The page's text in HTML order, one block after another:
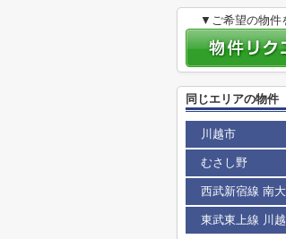
▼ご希望の物件
同じエリアの物件
川越市
むさし野
西武新宿線 南
東武東上線 川越